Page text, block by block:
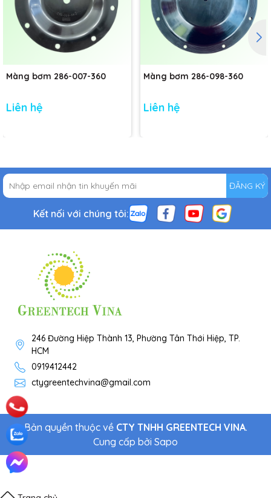
Màng bơm 286-007-360
Liên hệ
Màng bơm 286-098-360
Liên hệ
ĐĂNG KÝ
Kết nối với chúng tôi:
246 Đường Hiệp Thành 13, Phường Tân Thới Hiệp, TP.
HCM
0919412442
ctygreentechvina@gmail.com
Bản quyền thuộc về CTY TNHH GREENTECH VINA.
Cung cấp bởi Sapo